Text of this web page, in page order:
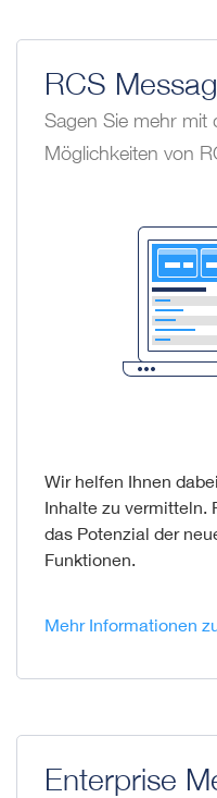
RCS
Sagen Sie mehr mit
Möglichkeiten von
Wir helfen Ihnen
Inhalte zu vermitteln.
das Potenzial der
Funktionen.
Mehr Informationen
Enterprise